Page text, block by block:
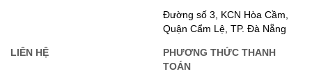
Đường số 3, KCN Hòa Cầm,
Quận Cẩm Lệ, TP. Đà Nẵng
LIÊN HỆ
PHƯƠNG THỨC THANH
TOÁN